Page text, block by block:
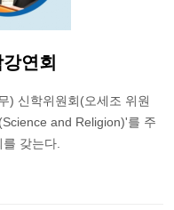
연회
) 신학위원회(오세조 위원
and Religion)'를 주
갖는다.